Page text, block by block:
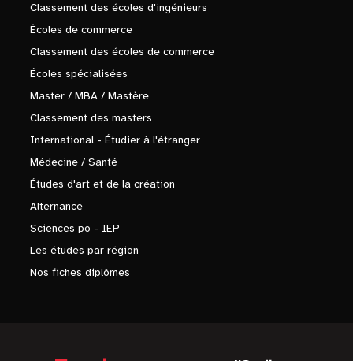
Classement des écoles d'ingénieurs
Écoles de commerce
Classement des écoles de commerce
Écoles spécialisées
Master / MBA / Mastère
Classement des masters
International - Étudier à l'étranger
Médecine / Santé
Études d'art et de la création
Alternance
Sciences po - IEP
Les études par région
Nos fiches diplômes